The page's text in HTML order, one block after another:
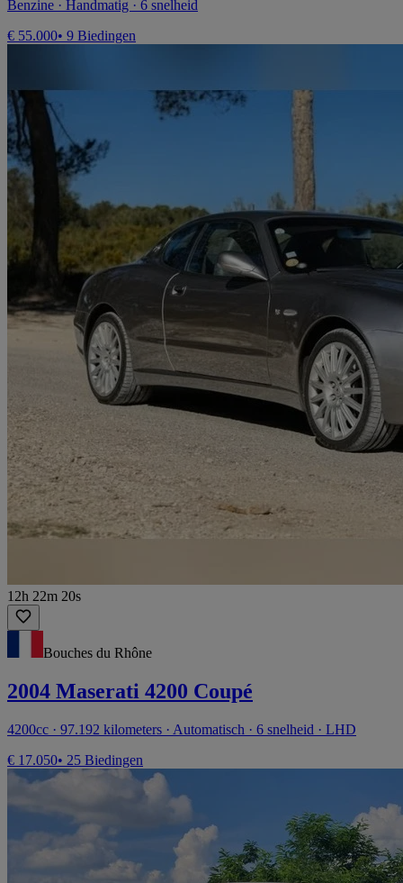
Benzine · Handmatig · 6 snelheid
€ 55.000• 9 Biedingen
12h 22m 20s
Bouches du Rhône
2004 Maserati 4200 Coupé
4200cc · 97.192 kilometers · Automatisch · 6 snelheid · LHD
€ 17.050• 25 Biedingen